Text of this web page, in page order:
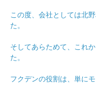
この度、会社としては北
た。
そしてあらためて、これ
た。
フクデンの役割は、単に